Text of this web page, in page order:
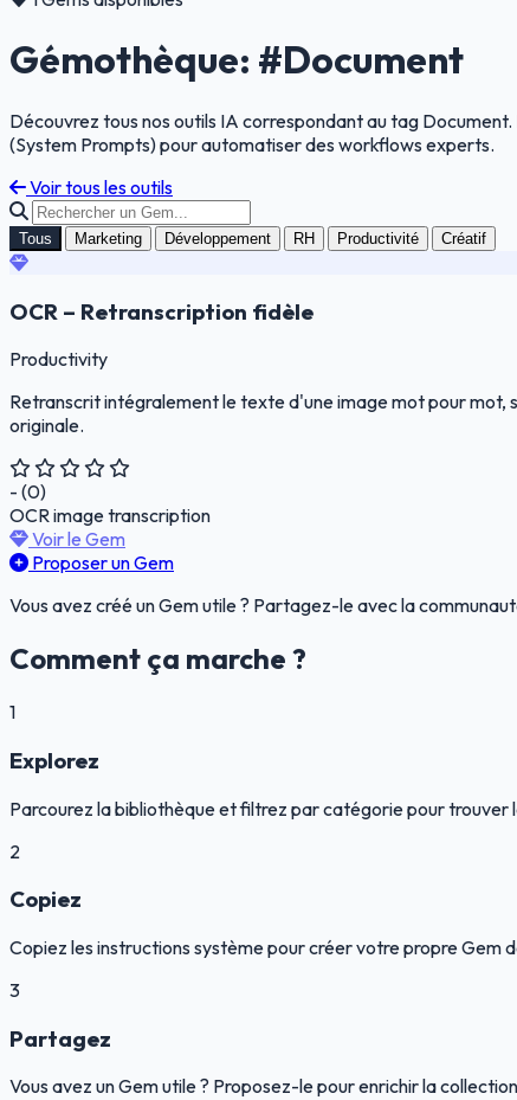
Gémothèque: #Document
Découvrez tous nos outils IA correspondant au tag
(System Prompts) pour automatiser des workflows experts.
Voir tous les outils
Tous Marketing Développement RH Productivité Créatif
OCR – Retranscription fidèle
Productivity
Retranscrit intégralement le texte d'une image mot pour mot,
originale.
- (0)
OCRimagetranscription
Voir le Gem
Proposer un Gem
Vous avez créé un Gem utile ? Partagez-le avec la
Comment ça marche ?
1
Explorez
Parcourez la bibliothèque et filtrez par catégorie pour trouver
2
Copiez
Copiez les instructions système pour créer votre propre Gem
3
Partagez
Vous avez un Gem utile ? Proposez-le pour enrichir la